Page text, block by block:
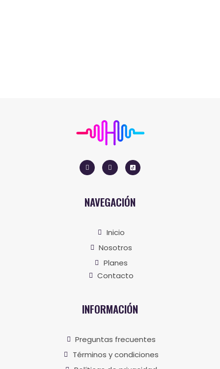
NAVEGACIÓN
Inicio
Nosotros
Planes
Contacto
INFORMACIÓN
Preguntas frecuentes
Términos y condiciones